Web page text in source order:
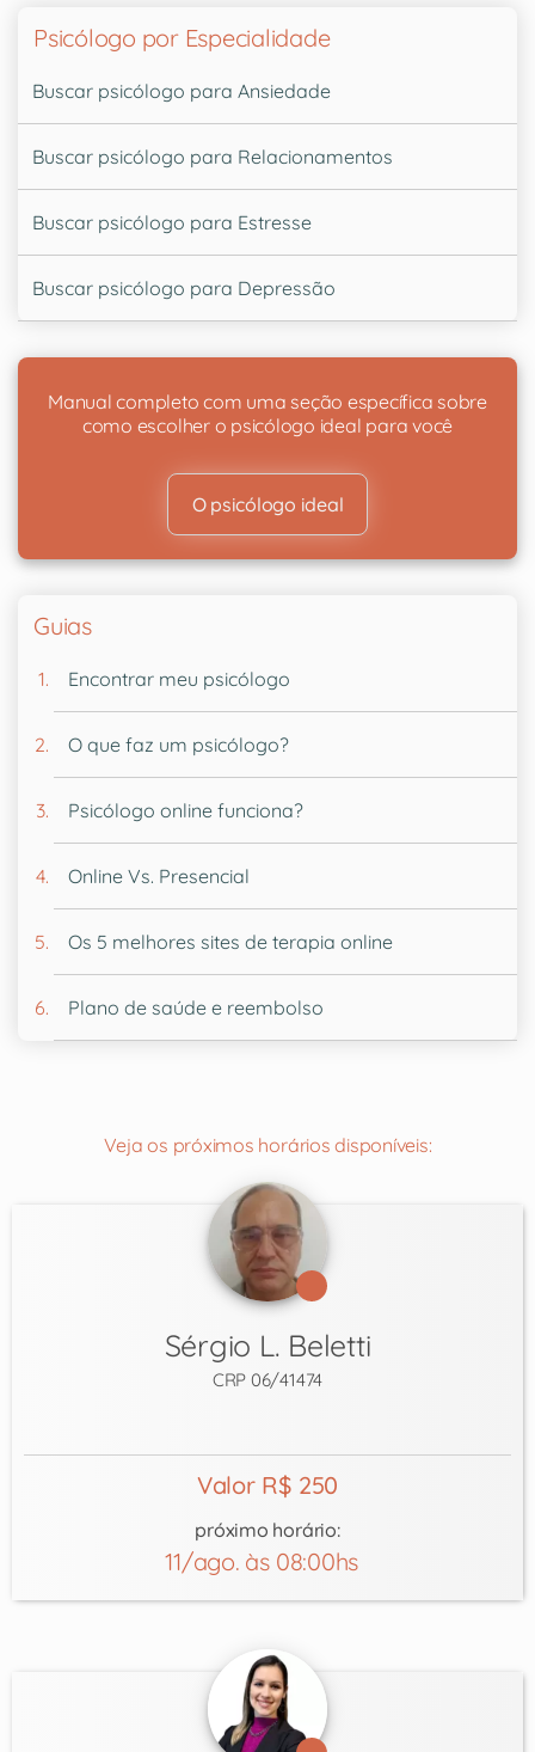
Psicólogo por Especialidade
Buscar psicólogo para Ansiedade
Buscar psicólogo para Relacionamentos
Buscar psicólogo para Estresse
Buscar psicólogo para Depressão
Manual completo com uma seção específica sobre
como escolher o psicólogo ideal para você
O psicólogo ideal
Guias
Encontrar meu psicólogo
O que faz um psicólogo?
Psicólogo online funciona?
Online Vs. Presencial
Os 5 melhores sites de terapia online
Plano de saúde e reembolso
Veja os próximos horários disponíveis:
Sérgio L. Beletti
CRP 06/41474
Valor R$ 250
próximo horário:
11/ago. às 08:00hs